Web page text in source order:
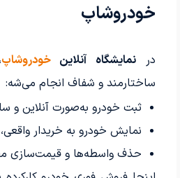
خودروشاپ
درنمایشگاه آنلاین خودروشاپ
ساختارمند و شفاف انجام می‌شه:
ثبت خودرو به‌صورت آنلاین و
نمایش خودرو به خریدار
حذف واسطه‌ها و قیمت‌سازی